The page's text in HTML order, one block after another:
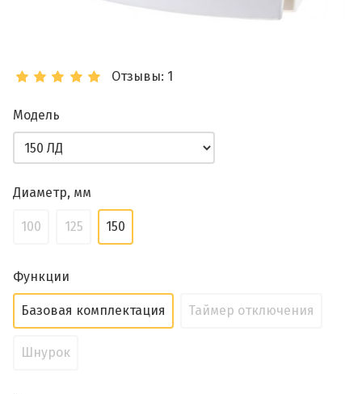
Отзывы: 1
Модель
Диаметр, мм
100 125 150
Функции
Базовая комплектация Таймер отключения
Шнурок